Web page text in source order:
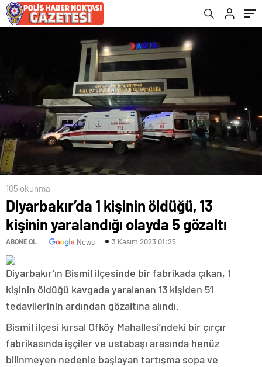
105 okunma
Diyarbakır’da 1 kişinin öldüğü, 13
kişinin yaralandığı olayda 5 gözaltı
ABONE OL News 3 Kasım 2023 01:25
Diyarbakır’ın Bismil ilçesinde bir fabrikada çıkan, 1
kişinin öldüğü kavgada yaralanan 13 kişiden 5’i
tedavilerinin ardından gözaltına alındı.
Bismil ilçesi kırsal Ofköy Mahallesi’ndeki bir çırçır
fabrikasında işçiler ve ustabaşı arasında henüz
bilinmeyen nedenle başlayan tartışma sopa ve